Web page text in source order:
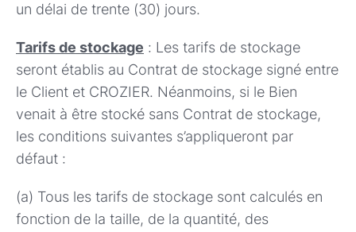
un délai de trente (30) jours.
Tarifs de stockage : Les tarifs de stockage
seront établis au Contrat de stockage signé entre
le Client et CROZIER. Néanmoins, si le Bien
venait à être stocké sans Contrat de stockage,
les conditions suivantes s’appliqueront par
défaut :
(a) Tous les tarifs de stockage sont calculés en
fonction de la taille, de la quantité, des